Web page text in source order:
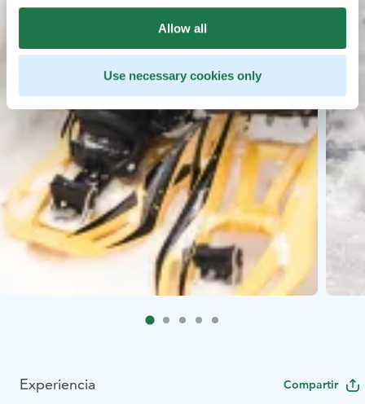
Allow all
Use necessary cookies only
Experiencia Compartir